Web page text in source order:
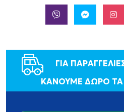
ΓΙΑ
ΚΑΝΟΥΜΕ ΔΩΡΟ